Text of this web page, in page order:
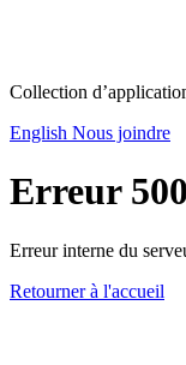
Collection
English Nous joindre
Erreur 500
Erreur interne du
Retourner à l'accueil